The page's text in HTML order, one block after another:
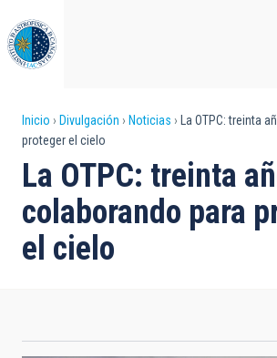
al
contenido
principal
Sobrescribir
enlaces
de
ayuda
a
Inicio Divulgación Noticias
La OTPC: treinta
proteger el cielo
La OTPC: treinta
colaborando para
el cielo